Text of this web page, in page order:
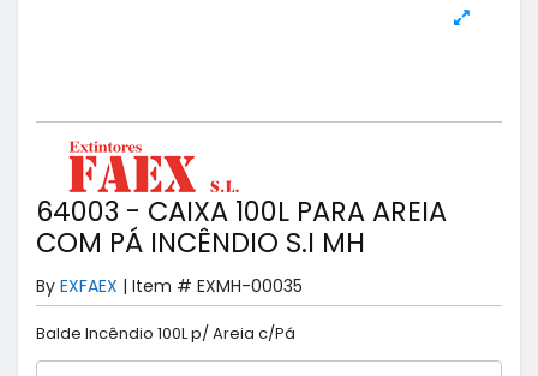
64003 - CAIXA 100L PARA AREIA
COM PÁ INCÊNDIO S.I MH
By EXFAEX | Item # EXMH-00035
Balde Incêndio 100L p/ Areia c/Pá